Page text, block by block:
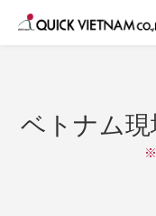
ベトナム
※